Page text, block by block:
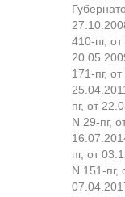
410-пг,
171-пг,
пг, от
N 29-пг,
пг, от
N 151-пг,